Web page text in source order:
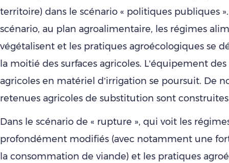
territoire) dans le scénario « politiques publiques
scénario, au plan agroalimentaire, les régimes
végétalisent et les pratiques agroécologiques se
la moitié des surfaces agricoles. L’équipement des
agricoles en matériel d’irrigation se poursuit. De
retenues agricoles de substitution sont
Dans le scénario de « rupture », qui voit les
profondément modifiés (avec notamment une
la consommation de viande) et les pratiques